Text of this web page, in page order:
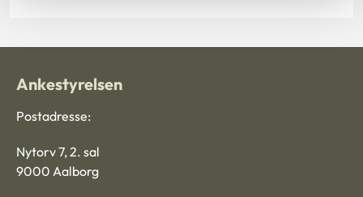
Ankestyrelsen
Postadresse:
Nytorv 7, 2. sal
9000 Aalborg